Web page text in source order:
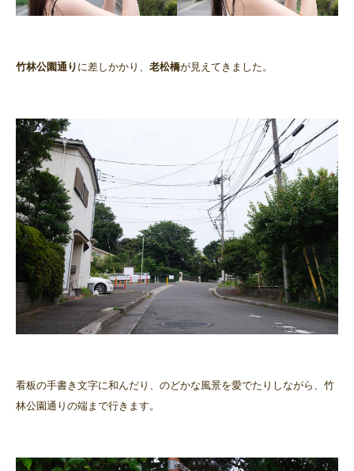
竹林公園通り に差しかかり、 老松橋が見えてきました。
看板の手書き文字に和んだり、のどかな風景を愛でたりしながら、竹
林公園通りの端まで行きます。